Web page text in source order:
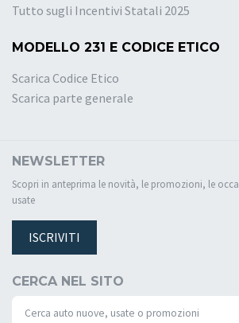
Tutto sugli Incentivi Statali 2025
MODELLO 231 E CODICE ETICO
Scarica Codice Etico
Scarica parte generale
NEWSLETTER
Scopri in anteprima le novità, le promozioni, le
usate
ISCRIVITI
CERCA NEL SITO